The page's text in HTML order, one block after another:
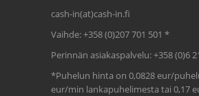
cash-in(at)cash-in.fi
Vaihde: +358 (0)207 701 501 *
Perinnän asiakaspalvelu: +358 (0)6
*Puhelun hinta on 0,0828 eur/
eur/min lankapuhelimesta tai 0,17